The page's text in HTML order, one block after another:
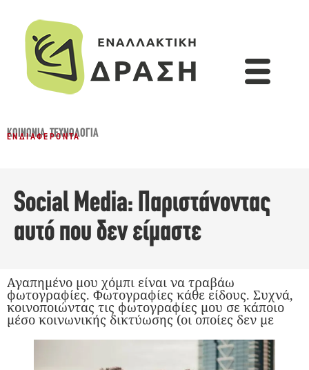
ΚΟΙΝΩΝΊΑ,ΤΕΧΝΟΛΟΓΊΑ
ΕΝΔΙΑΦΈΡΟΝΤΑ
Social Media: Παριστάνοντας
αυτό που δεν είμαστε
Αγαπημένο μου χόμπι είναι να τραβάω
φωτογραφίες. Φωτογραφίες κάθε είδους. Συχνά,
κοινοποιώντας τις φωτογραφίες μου σε κάποιο
μέσο κοινωνικής δικτύωσης (οι οποίες δεν με